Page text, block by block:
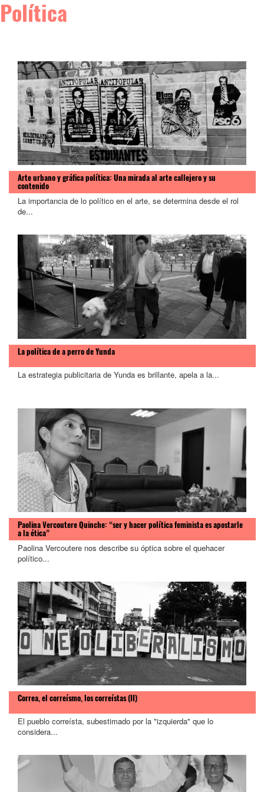
Política
Arte urbano y gráfica política: Una mirada al arte callejero y su
contenido
La importancia de lo político en el arte, se determina desde el rol
de...
La política de a perro de Yunda
La estrategia publicitaria de Yunda es brillante, apela a la...
Paolina Vercoutere Quinche: “ser y hacer política feminista es apostarle
a la ética”
Paolina Vercoutere nos describe su óptica sobre el quehacer
político...
Correa, el correísmo, los correístas (II)
El pueblo correísta, subestimado por la "izquierda" que lo
considera...